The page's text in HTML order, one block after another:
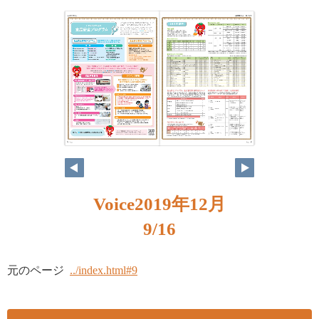
9
8
Voice2019年12月
9/16
元のページ ../index.html#9